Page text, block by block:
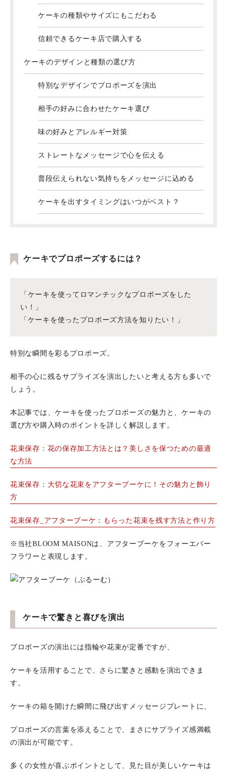
ケーキの種類やサイズにもこだわる
信頼できるケーキ店で購入する
ケーキのデザインと種類の選び方
特別なデザインでプロポーズを演出
相手の好みに合わせたケーキ選び
味の好みとアレルギー対策
ストレートなメッセージで心を伝える
普段伝えられない気持ちをメッセージに込める
ケーキを出すタイミングはいつがベスト？
ケーキでプロポーズするには？
「ケーキを使ってロマンチックなプロポーズをした
い！」
「ケーキを使ったプロポーズ方法を知りたい！」
特別な瞬間を彩るプロポーズ。
相手の心に残るサプライズを演出したいと考える方も多いで
しょう。
本記事では、ケーキを使ったプロポーズの魅力と、ケーキの
選び方や購入時のポイントを詳しく解説します。
花束保存：花の保存加工方法とは？美しさを保つための最適
な方法
花束保存：大切な花束をアフターブーケに！その魅力と飾り
方
花束保存_アフターブーケ：もらった花束を残す方法と作り方
※当社BLOOM MAISONは、アフターブーケをフォーエバー
フラワーと表現します。
ケーキで驚きと喜びを演出
プロポーズの演出には指輪や花束が定番ですが、
ケーキを活用することで、さらに驚きと感動を演出できま
す。
ケーキの箱を開けた瞬間に飛び出すメッセージプレートに、
プロポーズの言葉を添えることで、まさにサプライズ感満載
の演出が可能です。
多くの女性が喜ぶポイントとして、見た目が美しいケーキは